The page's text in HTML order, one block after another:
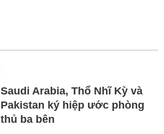
Saudi Arabia, Thổ Nhĩ Kỳ và
Pakistan ký hiệp ước phòng
thủ ba bên